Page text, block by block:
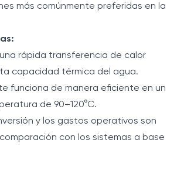
más comúnmente preferidas en la
una rápida transferencia de calor
capacidad térmica del agua.
funciona de manera eficiente en un
de 90–120°C.
y los gastos operativos son
con los sistemas a base